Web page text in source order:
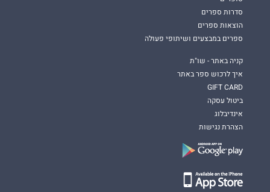
סדרות ספרים
הוצאות ספרים
ספרים במבצעים ושיתופי פעולה
קניה באתר - שו"ת
איך לרכוש ספר באתר
GIFT CARD
ביטול עסקה
אינדיבלוג
הצהרת נגישות